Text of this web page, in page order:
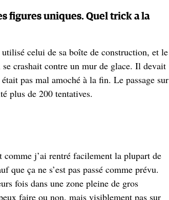
figures uniques. Quel trick a la
celui de sa boîte de construction, et le
crashait contre un mur de glace. Il devait
pas mal amoché à la fin. Le passage sur
plus de 200 tentatives.
j’ai rentré facilement la plupart de
que ça ne s’est pas passé comme prévu.
fois dans une zone pleine de gros
faire ou non, mais visiblement pas sur